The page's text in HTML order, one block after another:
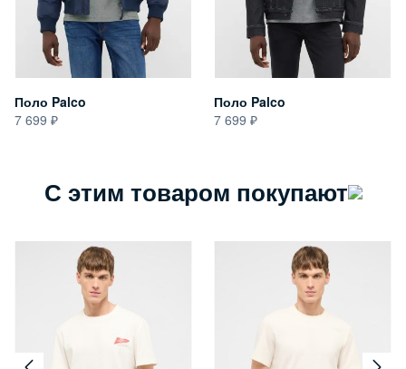
Поло Palco
7 699
Поло Palco
7 699
С этим товаром покупают